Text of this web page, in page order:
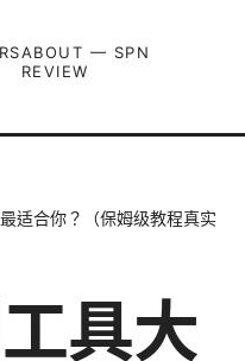
ABOUT — SPN
REVIEW
适合你？（保姆级教程真实
具大